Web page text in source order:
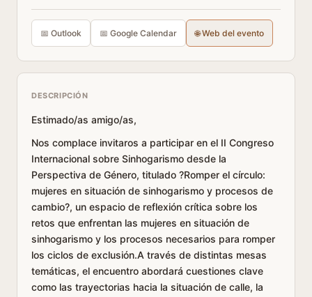
📅 Outlook 📅 Google Calendar 🌐 Web del evento
DESCRIPCIÓN
Estimado/as amigo/as,
Nos complace invitaros a participar en el II Congreso
Internacional sobre Sinhogarismo desde la
Perspectiva de Género, titulado ?Romper el círculo:
mujeres en situación de sinhogarismo y procesos de
cambio?, un espacio de reflexión crítica sobre los
retos que enfrentan las mujeres en situación de
sinhogarismo y los procesos necesarios para romper
los ciclos de exclusión.A través de distintas mesas
temáticas, el encuentro abordará cuestiones clave
como las trayectorias hacia la situación de calle, la